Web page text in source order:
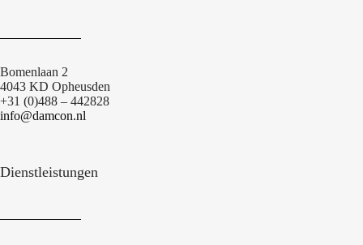
Bomenlaan 2
4043 KD Opheusden
+31 (0)488 – 442828
info@damcon.nl
Dienstleistungen